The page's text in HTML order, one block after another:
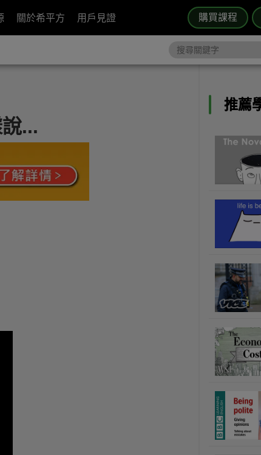
購買課程
關於希平方 用戶見證
...
推薦